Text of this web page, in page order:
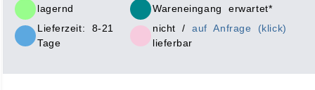
lagernd
Wareneingang erwartet*
Lieferzeit: 8-21
Tage
nicht /auf Anfrage (klick)
lieferbar